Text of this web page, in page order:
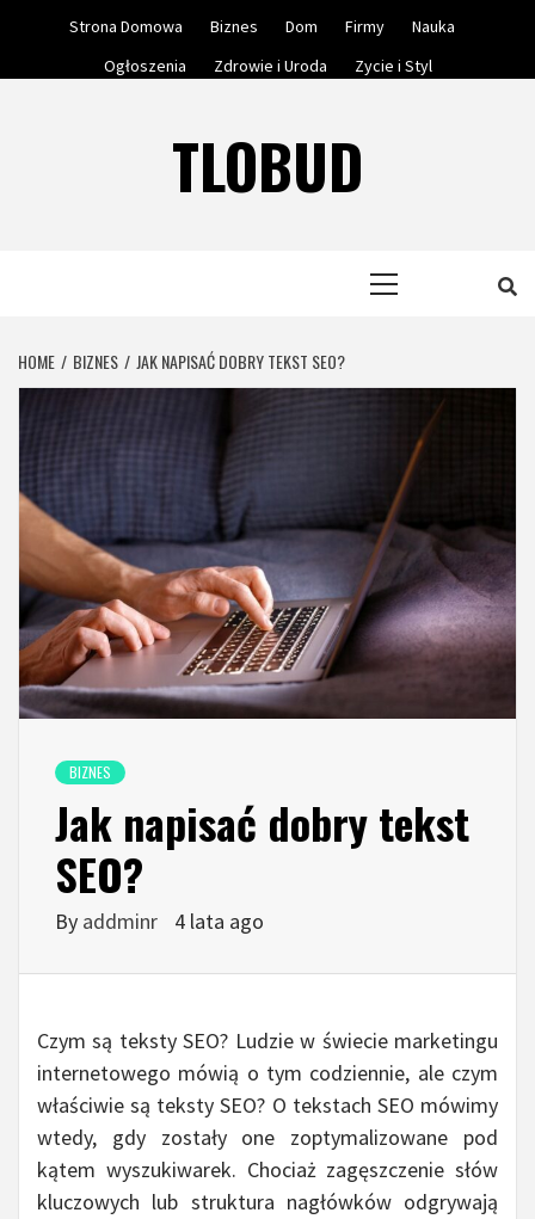
Strona Domowa Biznes Dom Firmy
Nauka
Ogłoszenia
Zdrowie i Uroda Zycie i Styl
TLOBUD
HOME BIZNES JAK NAPISAĆ DOBRY TEKST SEO?
BIZNES
Jak napisać dobry tekst
SEO?
By addminr 4 lata ago
Czym są teksty SEO? Ludzie w świecie marketingu
internetowego mówią o tym codziennie, ale czym
właściwie są teksty SEO? O tekstach SEO mówimy
wtedy, gdy zostały one zoptymalizowane pod
kątem wyszukiwarek. Chociaż zagęszczenie słów
kluczowych lub struktura nagłówków odgrywają